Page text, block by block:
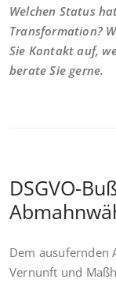
Welchen Status
Transformation?
Sie Kontakt auf,
berate Sie gerne.
DSGVO-
Dem ausufernden
Vernunft und